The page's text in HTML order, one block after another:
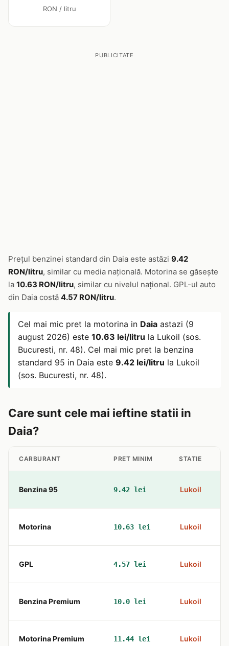
RON / litru
PUBLICITATE
Prețul benzinei standard din Daia este astăzi 9.42
RON/litru, similar cu media națională. Motorina se găsește
la 10.63 RON/litru, similar cu nivelul național. GPL-ul auto
din Daia costă 4.57 RON/litru.
Cel mai mic pret la motorina in Daia astazi (9
august 2026) este 10.63 lei/litru la Lukoil (sos.
Bucuresti, nr. 48). Cel mai mic pret la benzina
standard 95 in Daia este 9.42 lei/litru la Lukoil
(sos. Bucuresti, nr. 48).
Care sunt cele mai ieftine statii in
Daia?
CARBURANT PRET MINIM STATIE
Benzina 95 9.42 lei Lukoil
Motorina 10.63 lei Lukoil
GPL 4.57 lei Lukoil
Benzina Premium 10.0 lei Lukoil
Motorina Premium 11.44 lei Lukoil